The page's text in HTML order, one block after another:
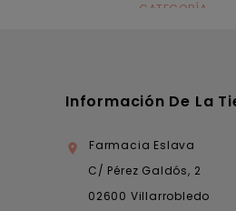
CATEGORÍA
Información De La

Farmacia Eslava
C/ Pérez Galdós, 2
02600 Villarrobledo